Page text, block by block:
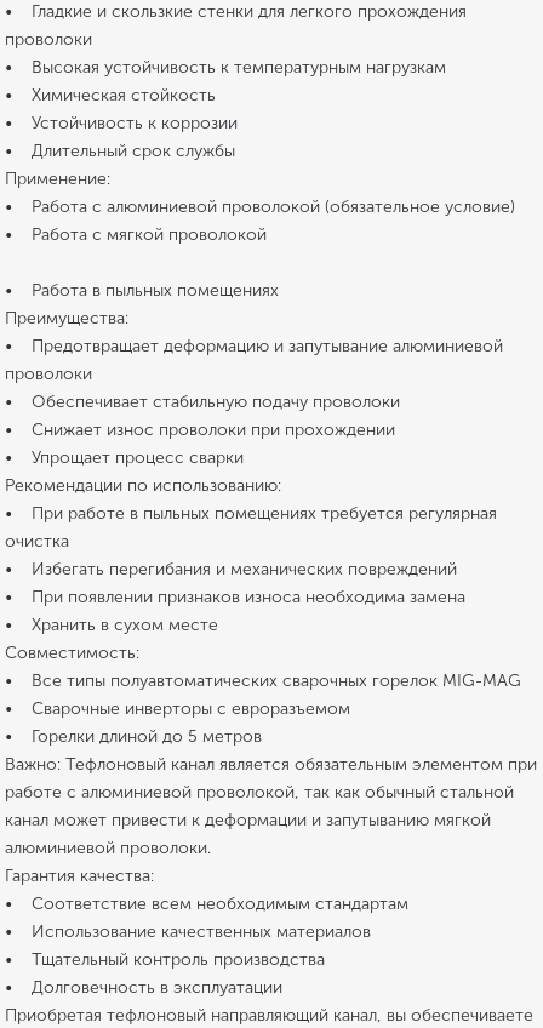
• Гладкие и скользкие стенки для легкого прохождения
проволоки
• Высокая устойчивость к температурным нагрузкам
• Химическая стойкость
• Устойчивость к коррозии
• Длительный срок службы
Применение:
• Работа с алюминиевой проволокой (обязательное условие)
• Работа с мягкой проволокой
• Работа в пыльных помещениях
Преимущества:
• Предотвращает деформацию и запутывание алюминиевой
проволоки
• Обеспечивает стабильную подачу проволоки
• Снижает износ проволоки при прохождении
• Упрощает процесс сварки
Рекомендации по использованию:
• При работе в пыльных помещениях требуется регулярная
очистка
• Избегать перегибания и механических повреждений
• При появлении признаков износа необходима замена
• Хранить в сухом месте
Совместимость:
• Все типы полуавтоматических сварочных горелок MIG-MAG
• Сварочные инверторы с евроразъемом
• Горелки длиной до 5 метров
Важно: Тефлоновый канал является обязательным элементом при
работе с алюминиевой проволокой, так как обычный стальной
канал может привести к деформации и запутыванию мягкой
алюминиевой проволоки.
Гарантия качества:
• Соответствие всем необходимым стандартам
• Использование качественных материалов
• Тщательный контроль производства
• Долговечность в эксплуатации
Приобретая тефлоновый направляющий канал, вы обеспечиваете